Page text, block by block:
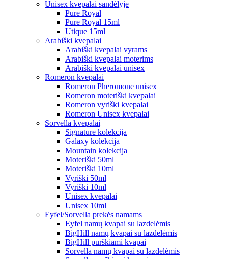
Unisex kvepalai sandėlyje
Pure Royal
Pure Royal 15ml
Utique 15ml
Arabiški kvepalai
Arabiški kvepalai vyrams
Arabiški kvepalai moterims
Arabiški kvepalai unisex
Romeron kvepalai
Romeron Pheromone unisex
Romeron moteriški kvepalai
Romeron vyriški kvepalai
Romeron Unisex kvepalai
Sorvella kvepalai
Signature kolekcija
Galaxy kolekcija
Mountain kolekcija
Moteriški 50ml
Moteriški 10ml
Vyriški 50ml
Vyriški 10ml
Unisex kvepalai
Unisex 10ml
Eyfel/Sorvella prekės namams
Eyfel namų kvapai su lazdelėmis
BigHill namų kvapai su lazdelėmis
BigHill purškiami kvapai
Sorvella namų kvapai su lazdelėmis